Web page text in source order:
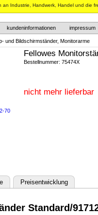
an Industrie, Handwerk, Handel und die
kundeninformationen impressum
und Bildschirmständer, Monitorarme
Fellowes
Bestellnummer: 75474X
nicht mehr lieferbar
Preisentwicklung
Standard/